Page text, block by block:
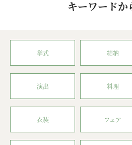
キーワードか
挙式 結納
演出 料理
衣装 フェア